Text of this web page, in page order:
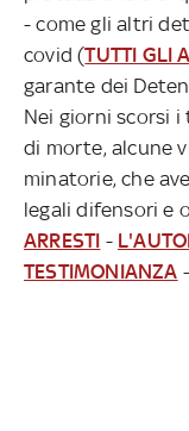
- come gli altri
covid (TUTTI GLI
garante dei
Nei giorni scorsi
di morte, alcune
minatorie, che
legali difensori e
ARRESTI -
TESTIMONIANZA -